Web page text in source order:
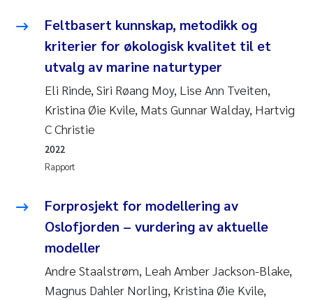
Feltbasert kunnskap, metodikk og
kriterier for økologisk kvalitet til et
utvalg av marine naturtyper
Eli Rinde, Siri Røang Moy, Lise Ann Tveiten,
Kristina Øie Kvile, Mats Gunnar Walday, Hartvig
C Christie
Rapport
2022
Forprosjekt for modellering av
Oslofjorden – vurdering av aktuelle
modeller
Andre Staalstrøm, Leah Amber Jackson-Blake,
Magnus Dahler Norling, Kristina Øie Kvile,